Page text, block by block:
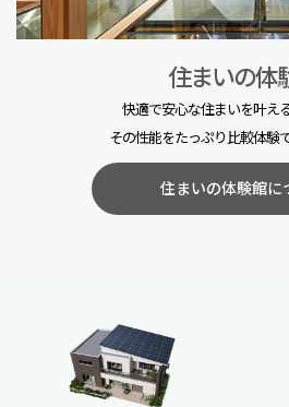
住まいの体
快適で安心な住まいを叶え
その性能をたっぷり比較体験
住まいの体験館に